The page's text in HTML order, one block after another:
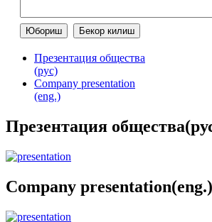
Презентация общества
(рус)
Company presentation
(eng.)
Презентация
Company presentation(eng.)